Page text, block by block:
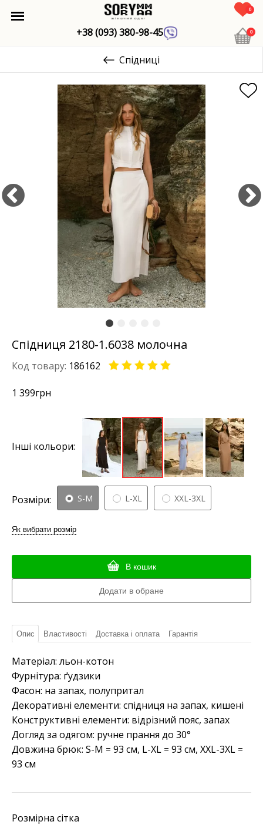
+38 (093) 380-98-45
0
0
Спідниці
Спідниця 2180-1.6038 молочна
Код товару: 186162
1 399грн
Інші кольори:
Розміри: S-M L-XL XXL-3XL
Як вибрати розмір
В кошик
Опис Властивості Доставка і оплата Гарантія
Матеріал: льон-котон
Фурнітура: ґудзики
Фасон: на запах, полупритал
Декоративні елементи: спідниця на запах, кишені
Конструктивні елементи: відрізний пояс, запах
Догляд за одягом: ручне прання до 30°
Довжина брюк: S-M = 93 см, L-XL = 93 см, XXL-3XL =
93 см
Розмірна сітка